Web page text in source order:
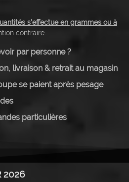
s’effectue en grammes ou à
contraire.
par personne ?
livraison & retrait au magasin
se paient après pesage
particulières
2026